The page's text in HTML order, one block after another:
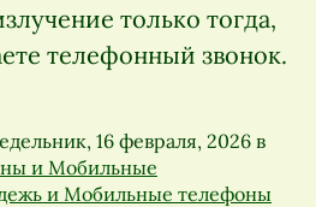
только тогда,
телефонный звонок.
16 февраля, 2026 в
и Мобильные
и Мобильные телефоны